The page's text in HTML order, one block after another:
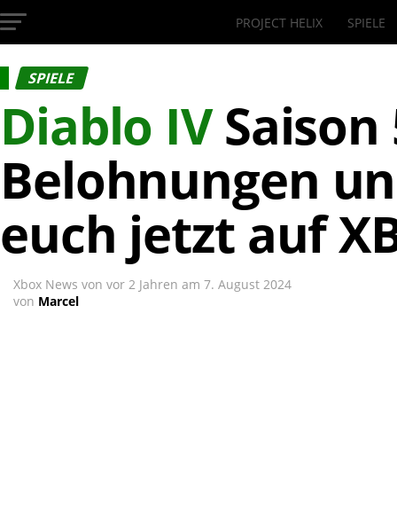
InsideXbox.de
PROJECT HELIX SPIELE
SPIELE
Diablo IVSaison
Belohnungen
euch jetzt auf
Xbox News von vor 2 Jahren am 7. August 2024
von Marcel